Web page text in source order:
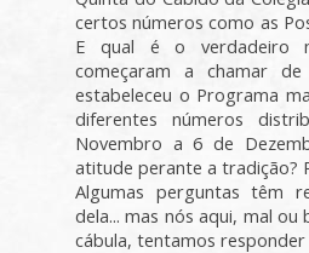
certos números como as
E qual é o verdadeiro
começaram a chamar
estabeleceu o Programa
diferentes números
Novembro a 6 de
atitude perante a tradição?
Algumas perguntas têm
dela... mas nós aqui, mal
cábula, tentamos